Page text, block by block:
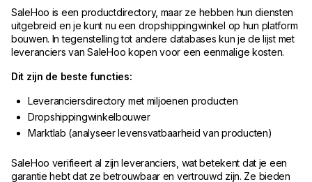
SaleHoo is een productdirectory, maar ze hebben hun diensten
uitgebreid en je kunt nu een dropshippingwinkel op hun platform
bouwen. In tegenstelling tot andere databases kun je de lijst met
leveranciers van SaleHoo kopen voor een eenmalige kosten.
Dit zijn de beste functies:
Leveranciersdirectory met miljoenen producten
Dropshippingwinkelbouwer
Marktlab (analyseer levensvatbaarheid van producten)
SaleHoo verifieert al zijn leveranciers, wat betekent dat je een
garantie hebt dat ze betrouwbaar en vertrouwd zijn. Ze bieden